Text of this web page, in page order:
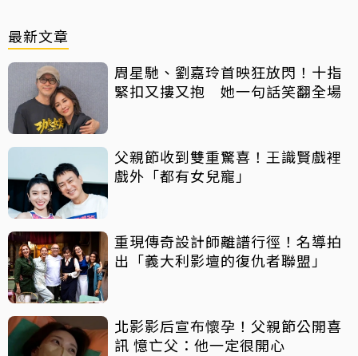
最新文章
周星馳、劉嘉玲首映狂放閃！十指
緊扣又摟又抱 她一句話笑翻全場
父親節收到雙重驚喜！王識賢戲裡
戲外「都有女兒寵」
重現傳奇設計師離譜行徑！名導拍
出「義大利影壇的復仇者聯盟」
北影影后宣布懷孕！父親節公開喜
訊 憶亡父：他一定很開心